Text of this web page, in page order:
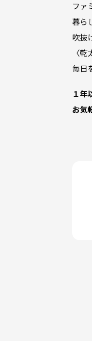
ファ
暮ら
吹抜
〈
毎日
１年
お気